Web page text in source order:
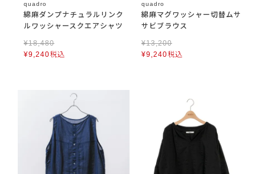
quadro
綿麻ダンプナチュラルリンク
ルワッシャースクエアシャツ
¥18,480
¥9,240税込
quadro
綿麻マグワッシャー切替ムサ
サビブラウス
¥13,200
¥9,240税込